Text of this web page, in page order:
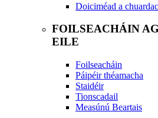
Doiciméad a
FOILSEACHÁIN
EILE
Foilseacháin
Páipéir théamacha
Staidéir
Tionscadail
Measúnú Beartais